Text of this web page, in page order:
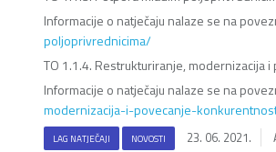
Informacije o natječaju nalaze se na
poljoprivrednicima/
TO 1.1.4. Restrukturiranje,
Informacije o natječaju nalaze se na
modernizacija-i-povecanje-
LAG NATJEČAJI NOVOSTI 23. 06. 2021.